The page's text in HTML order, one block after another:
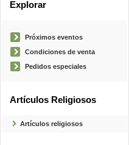
Explorar
Próximos eventos
Condiciones de venta
Pedidos especiales
Artículos Religiosos
Artículos religiosos